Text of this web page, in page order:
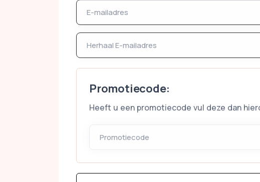
Promotiecode:
Heeft u een promotiecode vul deze dan